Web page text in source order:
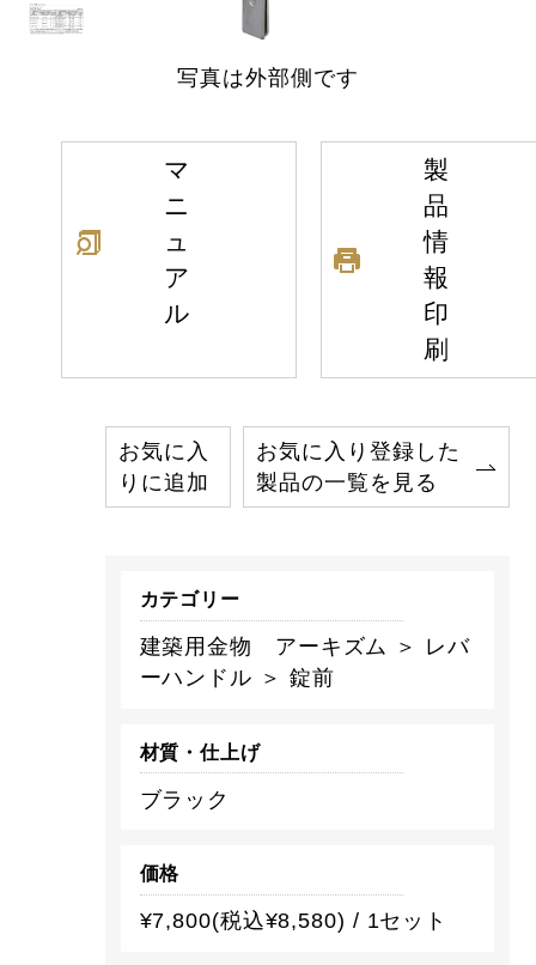
写真は外部側です
マ
ニ
ュ
ア
ル
製
品
情
報
印
刷
お気に入
りに追加
お気に入り登録した
製品の一覧を見る
カテゴリー
建築用金物 アーキズム ＞ レバ
ーハンドル ＞ 錠前
材質・仕上げ
ブラック
価格
¥7,800(税込¥8,580) / 1セット